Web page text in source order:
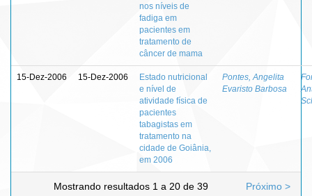
nos níveis de
fadiga em
pacientes em
tratamento de
câncer de mama
15-Dez-2006 15-Dez-2006
Estado nutricional
e nível de
atividade física de
pacientes
tabagistas em
tratamento na
cidade de Goiânia,
em 2006
Pontes, Angelita
Evaristo Barbosa
Mostrando resultados 1 a 20 de 39 Próximo >